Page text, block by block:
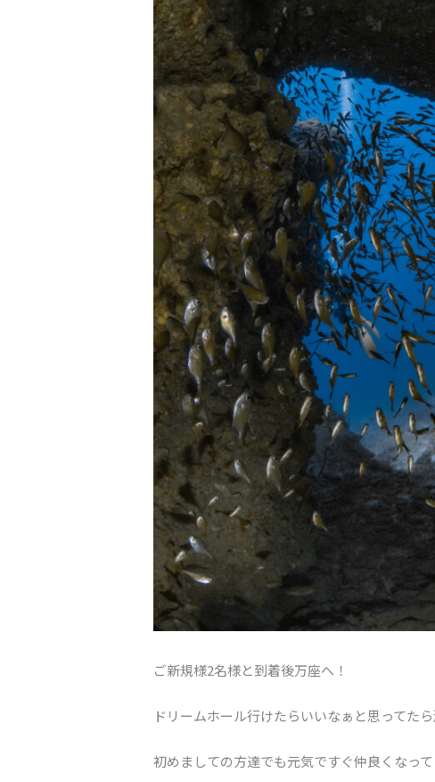
ご新規様2名様と到着後万座へ！
ドリームホール行けたらいいなぁと思ってた
初めましての方達でも元気ですぐ仲良くなっ